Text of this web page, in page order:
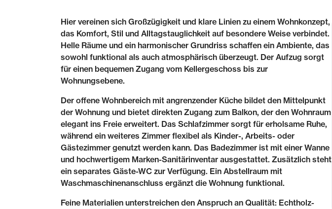
Hier vereinen sich Großzügigkeit und klare Linien zu einem Wohnkonzept,
das Komfort, Stil und Alltagstauglichkeit auf besondere Weise verbindet.
Helle Räume und ein harmonischer Grundriss schaffen ein Ambiente, das
sowohl funktional als auch atmosphärisch überzeugt. Der Aufzug sorgt
für einen bequemen Zugang vom Kellergeschoss bis zur
Wohnungsebene.
Der offene Wohnbereich mit angrenzender Küche bildet den Mittelpunkt
der Wohnung und bietet direkten Zugang zum Balkon, der den Wohnraum
elegant ins Freie erweitert. Das Schlafzimmer sorgt für erholsame Ruhe,
während ein weiteres Zimmer flexibel als Kinder-, Arbeits- oder
Gästezimmer genutzt werden kann. Das Badezimmer ist mit einer Wanne
und hochwertigem Marken-Sanitärinventar ausgestattet. Zusätzlich steht
ein separates Gäste-WC zur Verfügung. Ein Abstellraum mit
Waschmaschinenanschluss ergänzt die Wohnung funktional.
Feine Materialien unterstreichen den Anspruch an Qualität: Echtholz-